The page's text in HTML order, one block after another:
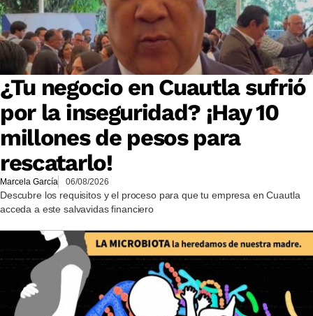
¿Tu negocio en Cuautla sufrió
por la inseguridad? ¡Hay 10
millones de pesos para
rescatarlo!
Marcela García 06/08/2026
Descubre los requisitos y el proceso para que tu empresa en Cuautla
acceda a este salvavidas financiero